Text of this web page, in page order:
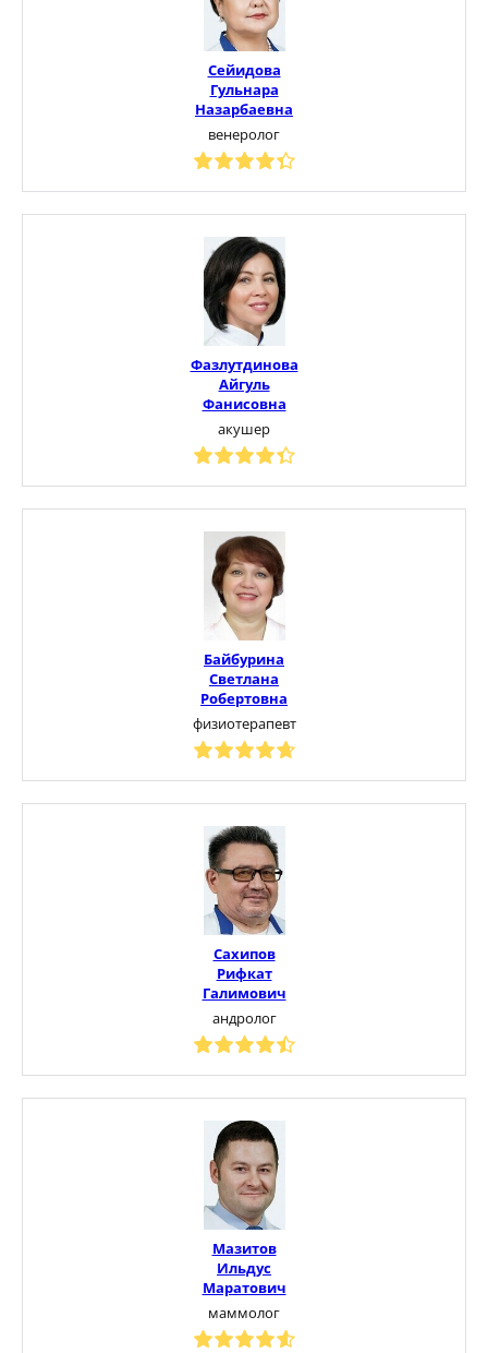
Сейидова
Гульнара
Назарбаевна
венеролог
Фазлутдинова
Айгуль
Фанисовна
акушер
Байбурина
Светлана
Робертовна
физиотерапевт
Сахипов
Рифкат
Галимович
андролог
Мазитов
Ильдус
Маратович
маммолог